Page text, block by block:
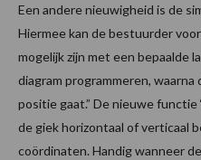
Een andere nieuwigheid is de
Hiermee kan de bestuurder
mogelijk zijn met een bepaalde
diagram programmeren,
positie gaat.” De nieuwe functie
de giek horizontaal of verticaal
coördinaten. Handig wanneer